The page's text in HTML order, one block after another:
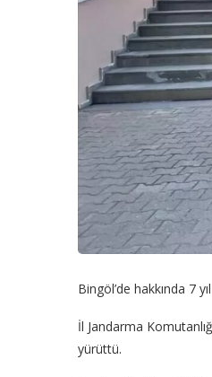
Bingöl’de hakkında 7
İl Jandarma
yürüttü.